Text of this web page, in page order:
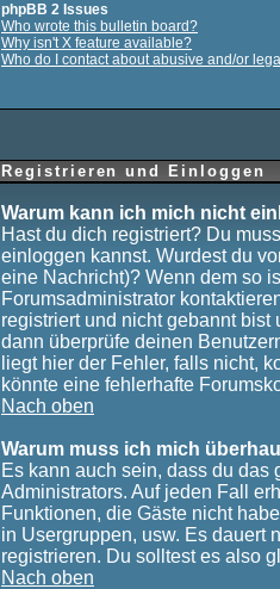
phpBB 2 Issues
Who wrote this bulletin board?
Why isn't X feature available?
Who do I contact about abusive and/or
Registrieren und Einloggen
Warum kann ich mich nicht
Hast du dich registriert? Du
einloggen kannst. Wurdest du
eine Nachricht)? Wenn dem so
Forumsadministrator
registriert und nicht gebannt
dann überprüfe deinen
liegt hier der Fehler, falls nicht,
könnte eine fehlerhafte
Nach oben
Warum muss ich mich
Es kann auch sein, dass du das
Administrators. Auf jeden Fall
Funktionen, die Gäste nicht
in Usergruppen, usw. Es dauert
registrieren. Du solltest es also
Nach oben